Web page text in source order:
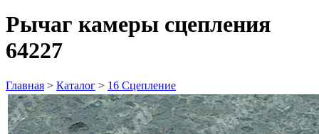
Рычаг камеры сцепления
64227
Главная > Каталог > 16 Сцепление